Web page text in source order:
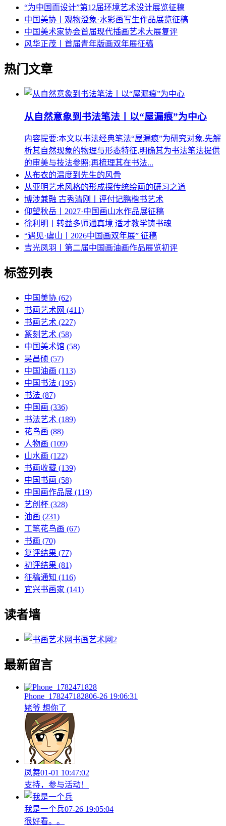
“为中国而设计”第12届环境艺术设计展览征稿
中国美协丨观物澄象·水彩画写生作品展览征稿
中国美术家协会首届现代插画艺术大展复评
风华正茂丨首届青年版画双年展征稿
热门文章
从自然意象到书法笔法丨以“屋漏痕”为中心
内容提要:本文以书法经典笔法“屋漏痕”为研究对象,先解
析其自然现象的物理与形态特征,明确其为书法笔法提供
的审美与技法参照;再梳理其在书法...
从布衣的温度到先生的风骨
从亚明艺术风格的形成探传统绘画的研习之道
博涉兼融 古秀清刚丨评付记鹏楷书艺术
仰望秋岳丨2027·中国画山水作品展征稿
徐利明丨转益多师通真境 适才教学铸书魂
“遇见·虞山丨2026中国画双年展” 征稿
吉光凤羽丨第二届中国画油画作品展览初评
标签列表
中国美协 (62)
书画艺术网 (411)
书画艺术 (227)
篆刻艺术 (58)
中国美术馆 (58)
吴昌硕 (57)
中国油画 (113)
中国书法 (195)
书法 (87)
中国画 (336)
书法艺术 (189)
花鸟画 (88)
人物画 (109)
山水画 (122)
书画收藏 (139)
中国书画 (58)
中国画作品展 (119)
艺创杯 (328)
油画 (231)
工笔花鸟画 (67)
书画 (70)
复评结果 (77)
初评结果 (81)
征稿通知 (116)
宜兴书画家 (141)
读者墙
书画艺术网 2
最新留言
Phone_178247182806-26 19:06:31
姥爷 想你了
凤舞01-01 10:47:02
支持，参与活动！
我是一个兵07-26 19:05:04
很好看。。